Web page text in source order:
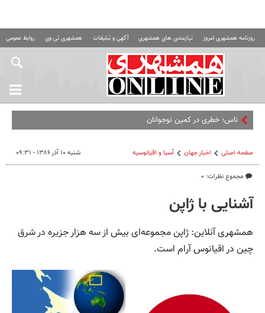
روزنامه همشهری امروز نیازمندی های همشهری آگهی و تبلیغات همشهری تی وی روابط عمومی
ناس؛ خطری در کمین نوجوانان
صفحه اصلی اخبار جهان آسیا و اقیانوسیه
مجموع نظرات: ۰
شنبه ۱۰ آذر ۱۳۸۶ - ۰۹:۳۱
آشنایی با ژاپن
همشهری آنلاین: ژاپن مجموعه‌ای بیش از سه هزار جزیره در شرق
چین در اقیانوس آرام است.